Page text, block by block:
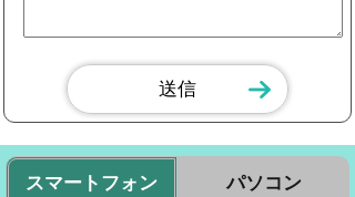
スマートフォン パソコン